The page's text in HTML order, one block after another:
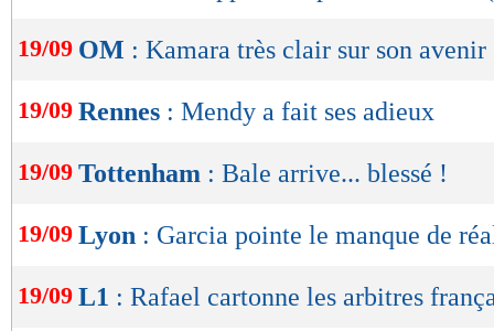
19/09 OM : Kamara très clair sur son avenir
19/09 Rennes : Mendy a fait ses adieux
19/09 Tottenham : Bale arrive... blessé !
19/09 Lyon : Garcia pointe le manque de
19/09 L1 : Rafael cartonne les arbitres